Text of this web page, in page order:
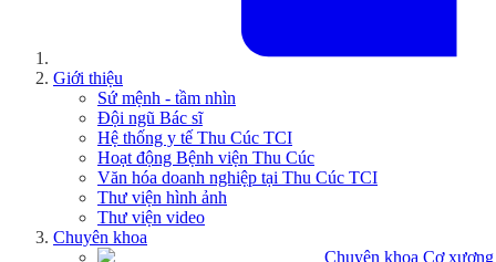
Giới thiệu
Sứ mệnh - tầm nhìn
Đội ngũ Bác sĩ
Hệ thống y tế Thu Cúc TCI
Hoạt động Bệnh viện Thu Cúc
Văn hóa doanh nghiệp tại Thu Cúc TCI
Thư viện hình ảnh
Thư viện video
Chuyên khoa
Chuyên khoa Cơ